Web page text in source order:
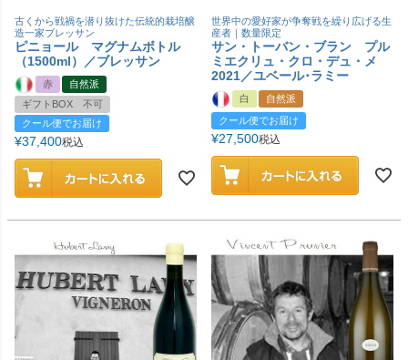
古くから戦禍を潜り抜けた伝統的栽培醸
造一家ブレッサン
ピニョール マグナムボトル
（1500ml）／ブレッサン
赤
自然派
ギフトBOX 不可
クール便でお届け
¥37,400税込
世界中の愛好家が争奪戦を繰り広げる生
産者｜数量限定
サン・トーバン・ブラン プル
ミエクリュ・クロ・デュ・メ
2021／ユベール･ラミー
白
自然派
クール便でお届け
¥27,500税込